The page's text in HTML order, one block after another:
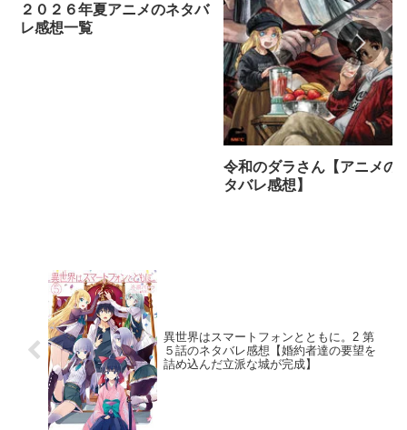
２０２６年夏アニメのネタバ
レ感想一覧
令和のダラさん【アニメの
タバレ感想】
異世界はスマートフォンとともに。2 第
５話のネタバレ感想【婚約者達の要望を
詰め込んだ立派な城が完成】